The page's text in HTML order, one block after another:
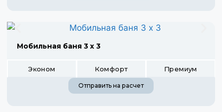
Мобильная баня 3 х 3
Эконом Комфорт Премиум
Отправить на расчет